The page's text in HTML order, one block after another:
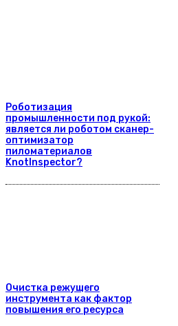
Роботизация
промышленности под рукой:
является ли роботом сканер-
оптимизатор
пиломатериалов
KnotInspector?
Очистка режущего
инструмента как фактор
повышения его ресурса